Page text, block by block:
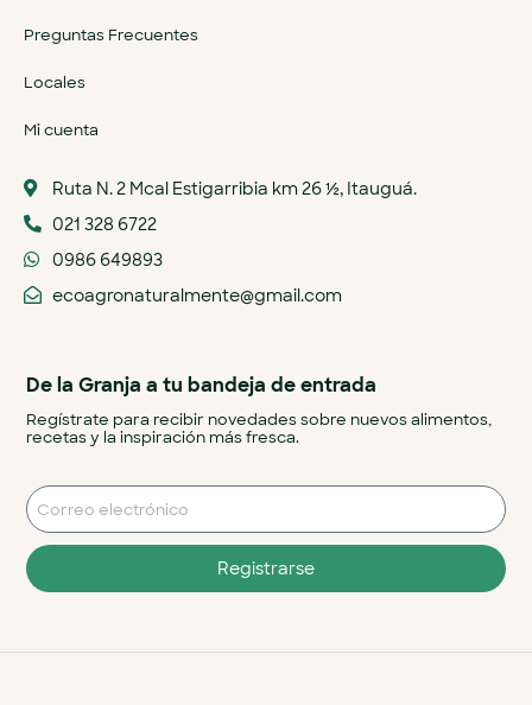
Preguntas Frecuentes
Locales
Mi cuenta
Ruta N. 2 Mcal Estigarribia km 26 ½, Itauguá.
021 328 6722
0986 649893
ecoagronaturalmente@gmail.com
De la Granja a tu bandeja de entrada
Regístrate para recibir novedades sobre nuevos alimentos,
recetas y la inspiración más fresca.
Registrarse